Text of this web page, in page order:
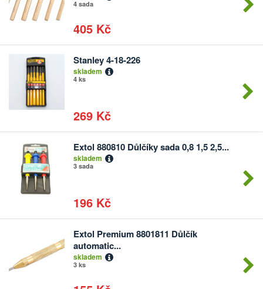
4 sada
405 Kč
Stanley 4-18-226
skladem
4 ks
269 Kč
Počet
kusů
Extol 880810 Důlčíky sada 0,8 1,5 2,5...
skladem
3 sada
196 Kč
Počet
kusů
Extol Premium 8801811 Důlčík
automatic...
skladem
3 ks
Počet
kusů